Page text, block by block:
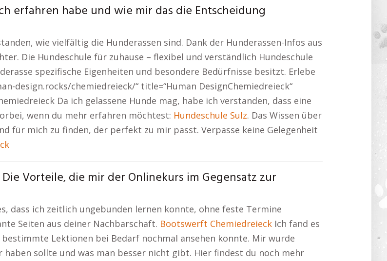
erfahren habe und wie mir das die Entscheidung
wie vielfältig die Hunderassen sind. Dank der Hunderassen-Infos aus
Die Hundeschule für zuhause – flexibel und verständlich Hundeschule
spezifische Eigenheiten und besondere Bedürfnisse besitzt. Erlebe
design.rocks/chemiedreieck/“ title=“Human DesignChemiedreieck“
Da ich gelassene Hunde mag, habe ich verstanden, dass eine
wenn du mehr erfahren möchtest: Hundeschule Sulz. Das Wissen über
für mich zu finden, der perfekt zu mir passt. Verpasse keine Gelegenheit
Vorteile, die mir der Onlinekurs im Gegensatz zur
dass ich zeitlich ungebunden lernen konnte, ohne feste Termine
Seiten aus deiner Nachbarschaft. Bootswerft Chemiedreieck Ich fand es
Lektionen bei Bedarf nochmal ansehen konnte. Mir wurde
sollte und was man besser nicht gibt. Hier findest du noch mehr